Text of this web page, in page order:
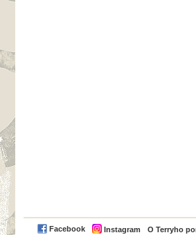
Facebook Instagram O Terryho